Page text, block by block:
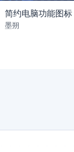
简约电脑功能图标
墨朔